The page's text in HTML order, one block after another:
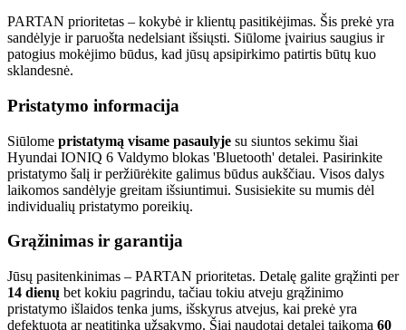
PARTAN prioritetas – kokybė ir klientų pasitikėjimas. Šis prekė yra
sandėlyje ir paruošta nedelsiant išsiųsti. Siūlome įvairius saugius ir
patogius mokėjimo būdus, kad jūsų apsipirkimo patirtis būtų kuo
sklandesnė.
Pristatymo informacija
Siūlome pristatymą visame pasaulyje su siuntos sekimu šiai
Hyundai IONIQ 6 Valdymo blokas 'Bluetooth' detalei. Pasirinkite
pristatymo šalį ir peržiūrėkite galimus būdus aukščiau. Visos dalys
laikomos sandėlyje greitam išsiuntimui. Susisiekite su mumis dėl
individualių pristatymo poreikių.
Grąžinimas ir garantija
Jūsų pasitenkinimas – PARTAN prioritetas. Detalę galite grąžinti per
14 dienų bet kokiu pagrindu, tačiau tokiu atveju grąžinimo
pristatymo išlaidos tenka jums, išskyrus atvejus, kai prekė yra
defektuota ar neatitinka užsakymo. Šiai naudotai detalei taikoma 60